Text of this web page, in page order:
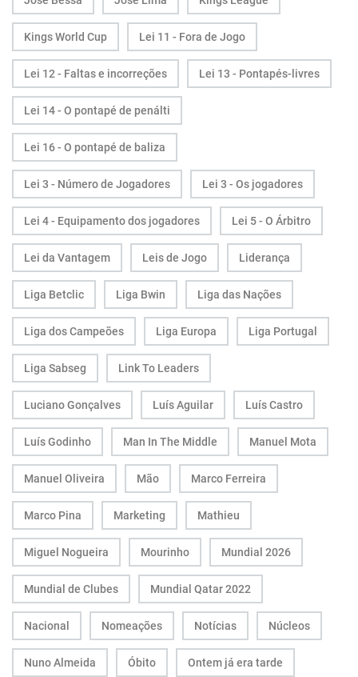
Kings World Cup Lei 11 - Fora de Jogo
Lei 12 - Faltas e incorreções Lei 13 - Pontapés-livres
Lei 14 - O pontapé de penálti
Lei 16 - O pontapé de baliza
Lei 3 - Número de Jogadores Lei 3 - Os jogadores
Lei 4 - Equipamento dos jogadores Lei 5 - O Árbitro
Lei da Vantagem Leis de Jogo Liderança
Liga Betclic Liga Bwin Liga das Nações
Liga dos Campeões Liga Europa Liga Portugal
Liga Sabseg Link To Leaders
Luciano Gonçalves Luís Aguilar Luís Castro
Luís Godinho Man In The Middle Manuel Mota
Manuel Oliveira Mão Marco Ferreira
Marco Pina Marketing Mathieu
Miguel Nogueira Mourinho Mundial 2026
Mundial de Clubes Mundial Qatar 2022
Nacional Nomeações Notícias Núcleos
Nuno Almeida Óbito Ontem já era tarde